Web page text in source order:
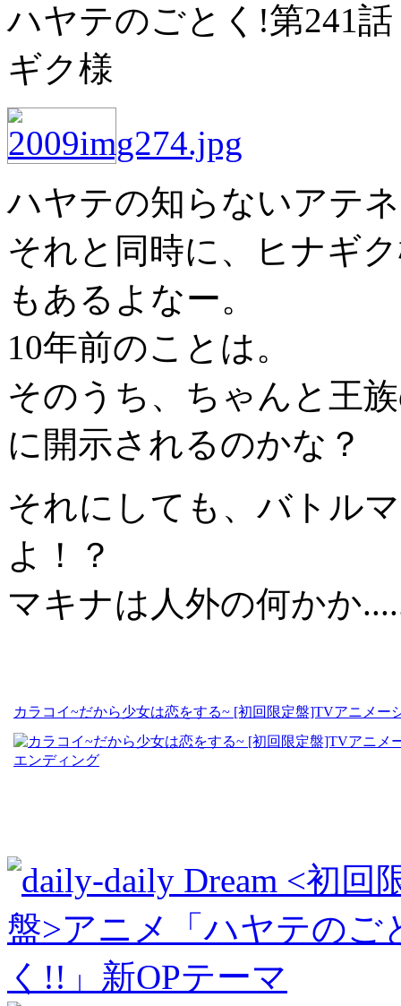
ハヤテのごとく!第241
ギク様
ハヤテの知らないアテ
それと同時に、ヒナギ
もあるよなー。
10年前のことは。
そのうち、ちゃんと王
に開示されるのかな？
それにしても、バトル
よ！？
マキナは人外の何かか
カラコイ~だから少女は恋をする~ [初回限定盤]TVアニメ